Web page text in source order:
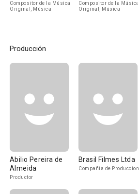
Compositor de la Música
Original, Música
Compositor de la Música
Original, Música
Producción
Abilio Pereira de
Almeida
Productor
Brasil Filmes Ltda
Compañía de Produccion